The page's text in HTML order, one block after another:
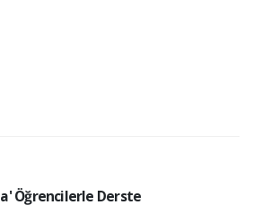
Öğrencilerle Derste